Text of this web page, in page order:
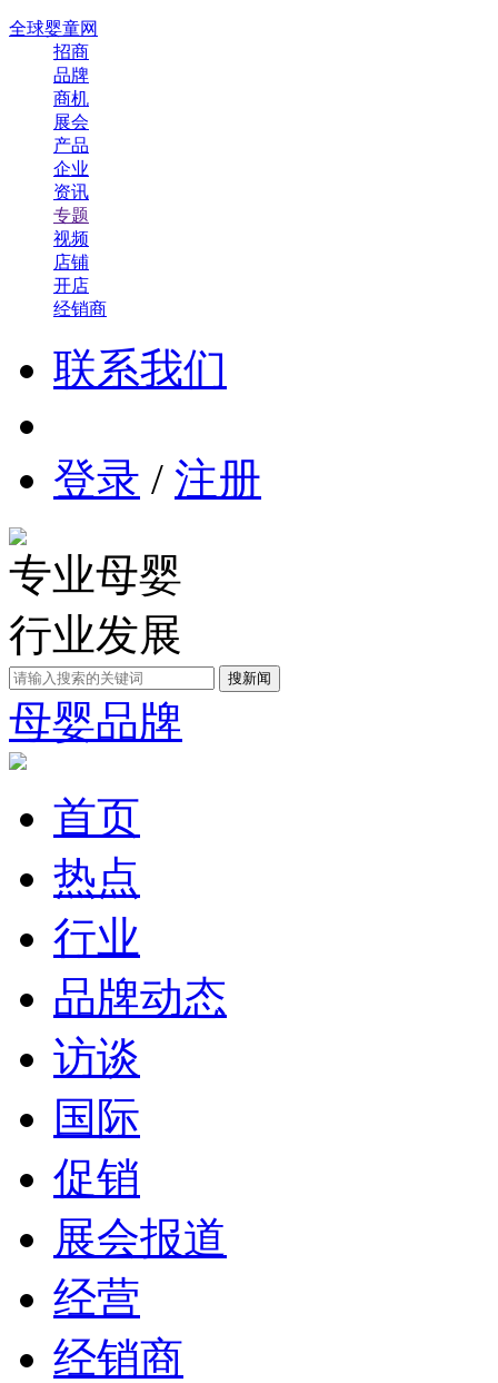
全球婴童网
招商
品牌
商机
展会
产品
企业
资讯
专题
视频
店铺
开店
经销商
联系我们
登录 / 注册
专业母婴
行业发展
母婴品牌
首页
热点
行业
品牌动态
访谈
国际
促销
展会报道
经营
经销商